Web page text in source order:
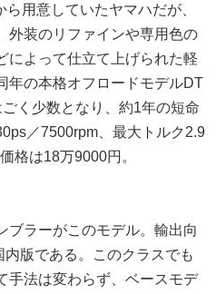
用意していたヤマハだが、
外装のリファインや専用色の
によって仕立て上げられた軽
年の本格オフロードモデルDT
く少数となり、約1年の短命
／7500rpm、最大トルク2.9
格は18万9000円。
ブラーがこのモデル。輸出向
版である。このクラスでも
手法は変わらず、ベースモデ